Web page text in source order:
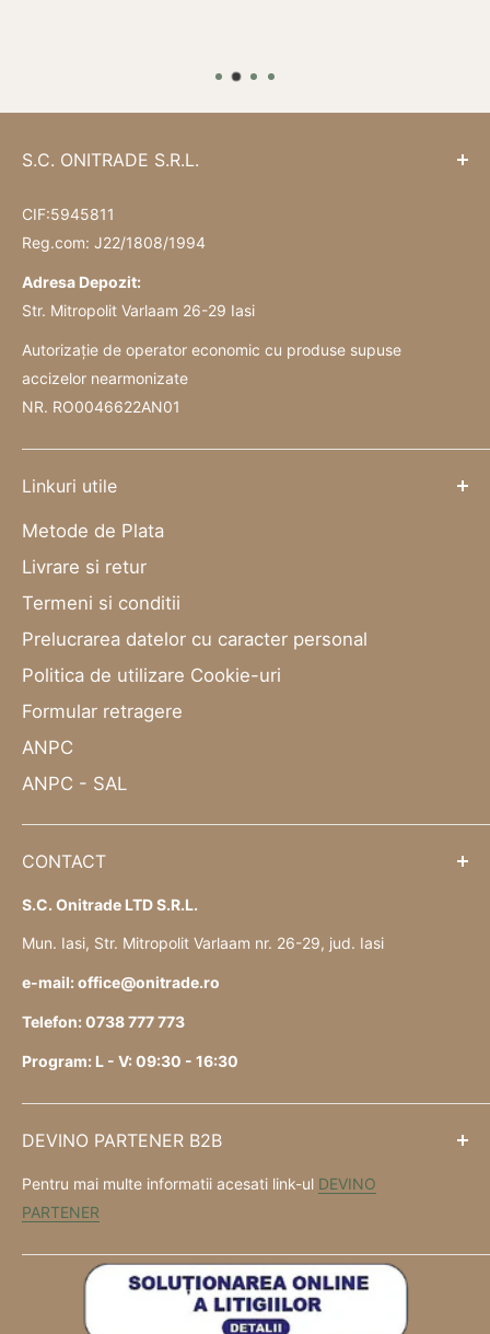
S.C. ONITRADE S.R.L.
CIF:5945811
Reg.com: J22/1808/1994
Adresa Depozit:
Str. Mitropolit Varlaam 26-29 Iasi
Autorizație de operator economic cu produse supuse
accizelor nearmonizate
NR. RO0046622AN01
Linkuri utile
Metode de Plata
Livrare si retur
Termeni si conditii
Prelucrarea datelor cu caracter personal
Politica de utilizare Cookie-uri
Formular retragere
ANPC
ANPC - SAL
CONTACT
S.C. Onitrade LTD S.R.L.
Mun. Iasi, Str. Mitropolit Varlaam nr. 26-29, jud. Iasi
e-mail: office@onitrade.ro
Telefon: 0738 777 773
Program: L - V: 09:30 - 16:30
DEVINO PARTENER B2B
Pentru mai multe informatii acesati link-ul DEVINO
PARTENER